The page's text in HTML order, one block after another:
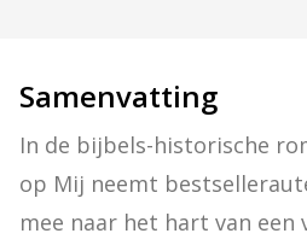
Samenvatting
In de bijbels-historische
op Mij neemt
mee naar het hart van een